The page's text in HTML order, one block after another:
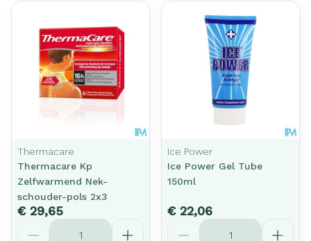
Thermacare
Thermacare Kp
Zelfwarmend Nek-
schouder-pols 2x3
€ 29,65
Aantal
Ice Power
Ice Power Gel Tube
150ml
€ 22,06
Aantal